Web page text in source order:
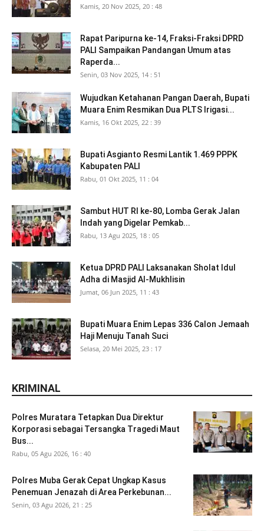
Kamis, 20 Nov 2025, 20 : 48
Rapat Paripurna ke-14, Fraksi-Fraksi DPRD
PALI Sampaikan Pandangan Umum atas
Raperda...
Senin, 03 Nov 2025, 14 : 51
Wujudkan Ketahanan Pangan Daerah, Bupati
Muara Enim Resmikan Dua PLTS Irigasi...
Kamis, 16 Okt 2025, 22 : 39
Bupati Asgianto Resmi Lantik 1.469 PPPK
Kabupaten PALI
Rabu, 01 Okt 2025, 11 : 04
Sambut HUT RI ke-80, Lomba Gerak Jalan
Indah yang Digelar Pemkab...
Rabu, 13 Agu 2025, 18 : 05
Ketua DPRD PALI Laksanakan Sholat Idul
Adha di Masjid Al-Mukhlisin
Jumat, 06 Jun 2025, 11 : 43
Bupati Muara Enim Lepas 336 Calon Jemaah
Haji Menuju Tanah Suci
Selasa, 20 Mei 2025, 23 : 17
KRIMINAL
Polres Muratara Tetapkan Dua Direktur
Korporasi sebagai Tersangka Tragedi Maut
Bus...
Rabu, 05 Agu 2026, 16 : 40
Polres Muba Gerak Cepat Ungkap Kasus
Penemuan Jenazah di Area Perkebunan...
Senin, 03 Agu 2026, 21 : 25